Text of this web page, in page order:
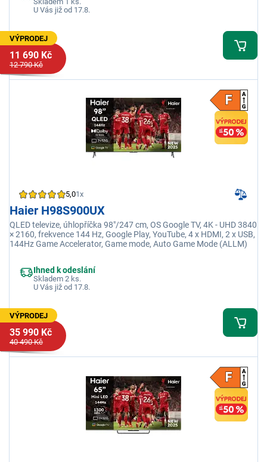
U Vás již od 17.8.
VÝPRODEJ
11 690 Kč
12 790 Kč
5,01x
Haier H98S900UX
QLED televize, úhlopříčka 98"/247 cm, OS Google TV, 4K - UHD 3840
× 2160, frekvence 144 Hz, Google Play, YouTube, 4 x HDMI, 2 x USB,
144Hz Game Accelerator, Game mode, Auto Game Mode (ALLM)
Ihned k odeslání
Skladem 2 ks.
U Vás již od 17.8.
VÝPRODEJ
35 990 Kč
40 490 Kč